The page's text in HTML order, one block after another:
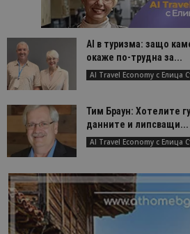
AI в туризма: защо
окаже по-трудна за...
AI Travel Economy с Елица
Тим Браун: Хотелите
данните и липсващи...
AI Travel Economy с Елица